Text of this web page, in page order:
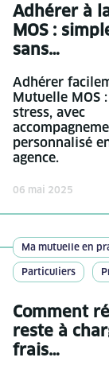
Adhérer à
MOS :
sans…
Adhérer
Mutuelle MOS
stress, avec
personnalisé
agence.
06 mai 2025
Ma mutuelle en
Particuliers
Comment
reste à
frais…